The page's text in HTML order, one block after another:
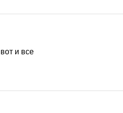
и все